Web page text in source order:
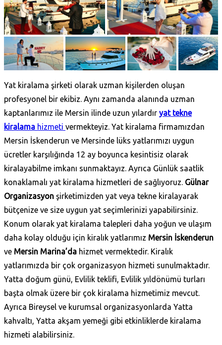
Yat kiralama şirketi olarak uzman kişilerden oluşan
profesyonel bir ekibiz. Aynı zamanda alanında uzman
kaptanlarımız ile Mersin ilinde uzun yılardır yat tekne
kiralama hizmeti vermekteyiz. Yat kiralama firmamızdan
Mersin İskenderun ve Mersinde lüks yatlarımızı uygun
ücretler karşılığında 12 ay boyunca kesintisiz olarak
kiralayabilme imkanı sunmaktayız. Ayrıca Günlük saatlik
konaklamalı yat kiralama hizmetleri de sağlıyoruz. Gülnar
Organizasyon şirketimizden yat veya tekne kiralayarak
bütçenize ve size uygun yat seçimlerinizi yapabilirsiniz.
Konum olarak yat kiralama talepleri daha yoğun ve ulaşım
daha kolay olduğu için kiralık yatlarımız Mersin İskenderun
ve Mersin Marina’da hizmet vermektedir. Kiralık
yatlarımızda bir çok organizasyon hizmeti sunulmaktadır.
Yatta doğum günü, Evlilik teklifi, Evlilik yıldönümü turları
başta olmak üzere bir çok kiralama hizmetimiz mevcut.
Ayrıca Bireysel ve kurumsal organizasyonlarda Yatta
kahvaltı, Yatta akşam yemeği gibi etkinliklerde kiralama
hizmeti alabilirsiniz.